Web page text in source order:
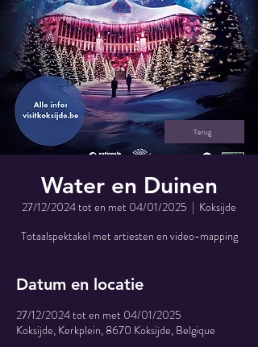
Water en Duinen
27/12/2024 tot en met 04/01/2025
  |
Koksijde
Totaalspektakel met artiesten en video-mapping
Datum en locatie
27/12/2024 tot en met 04/01/2025
Koksijde, Kerkplein, 8670 Koksijde, Belgique
Terug